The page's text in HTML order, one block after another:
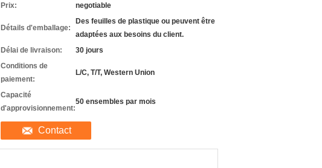
Prix: negotiable
Détails d'emballage:
Des feuilles de plastique ou peuvent être
adaptées aux besoins du client.
Délai de livraison:
30 jours
Conditions de
paiement:
L/C, T/T, Western Union
Capacité
d'approvisionnement:
50 ensembles par mois
Contact